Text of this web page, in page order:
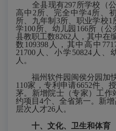
全县现有297所学校（
高中2所、完全中学4所、
所、九年制3所、职业学校
学100所、幼儿园166所（公
县教职工数8262人，其中在
数109398人，其中高中
21700人、小学50824人、
人。
福州软件园闽侯分园加
110家 ，专利申请6652件、
茅。新增院士（专家）工作
约项目4个、全省第一。新
层次人才26人。
十、 文化、 卫生和体育